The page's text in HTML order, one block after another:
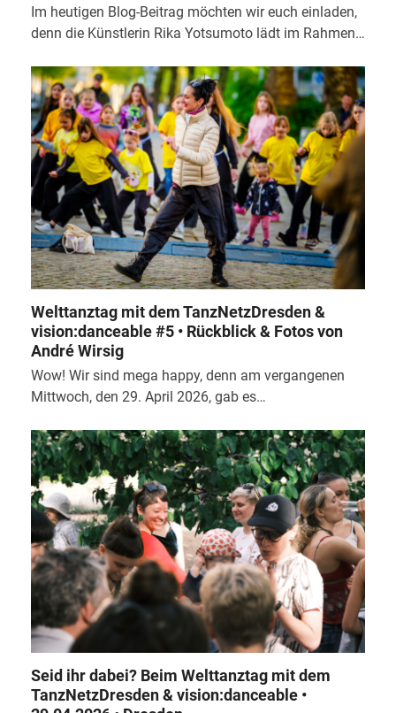
Im heutigen Blog-Beitrag möchten wir euch einladen,
denn die Künstlerin Rika Yotsumoto lädt im Rahmen…
Welttanztag mit dem TanzNetzDresden &
vision:danceable #5 • Rückblick & Fotos von
André Wirsig
Wow! Wir sind mega happy, denn am vergangenen
Mittwoch, den 29. April 2026, gab es…
Seid ihr dabei? Beim Welttanztag mit dem
TanzNetzDresden & vision:danceable •